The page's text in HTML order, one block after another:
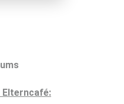
Elterncafé: